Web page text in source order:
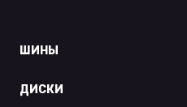
ШИНЫ
ДИСКИ